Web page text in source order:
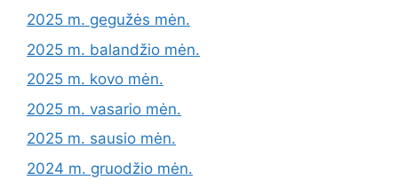
2025 m. gegužės mėn.
2025 m. balandžio mėn.
2025 m. kovo mėn.
2025 m. vasario mėn.
2025 m. sausio mėn.
2024 m. gruodžio mėn.